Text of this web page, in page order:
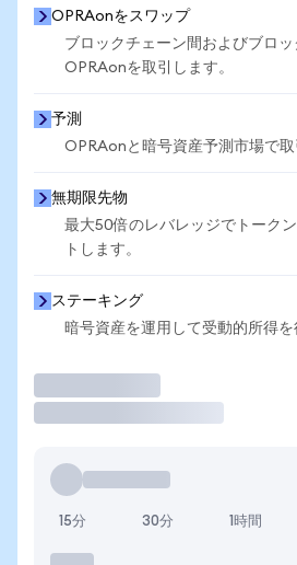
OPRAonをスワップ
ブロックチェーン間およびブロ
OPRAonを取引します。
予測
OPRAonと暗号資産予測市場で取
無期限先物
最大50倍のレバレッジでトーク
トします。
ステーキング
暗号資産を運用して受動的所得を
15分 30分 1時間